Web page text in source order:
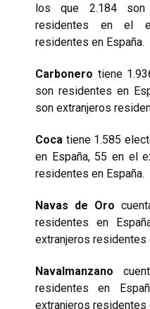
los que 2.184 son
residentes en el
residentes en España.
Carbonero tiene
son residentes en
son extranjeros
Coca tiene 1.585
en España, 55 en el
residentes en España.
Navas de Oro
residentes en
extranjeros residentes
Navalmanzano
residentes en
extranjeros residentes